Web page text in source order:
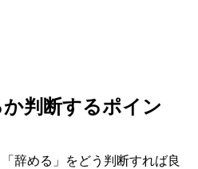
判断するポイン
辞める」をどう判断すれば良